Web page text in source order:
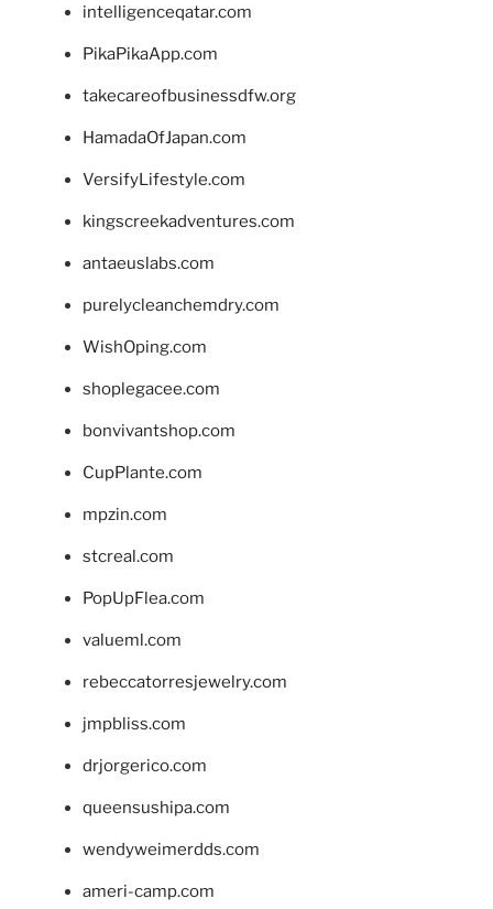
intelligenceqatar.com
PikaPikaApp.com
takecareofbusinessdfw.org
HamadaOfJapan.com
VersifyLifestyle.com
kingscreekadventures.com
antaeuslabs.com
purelycleanchemdry.com
WishOping.com
shoplegacee.com
bonvivantshop.com
CupPlante.com
mpzin.com
stcreal.com
PopUpFlea.com
valueml.com
rebeccatorresjewelry.com
jmpbliss.com
drjorgerico.com
queensushipa.com
wendyweimerdds.com
ameri-camp.com